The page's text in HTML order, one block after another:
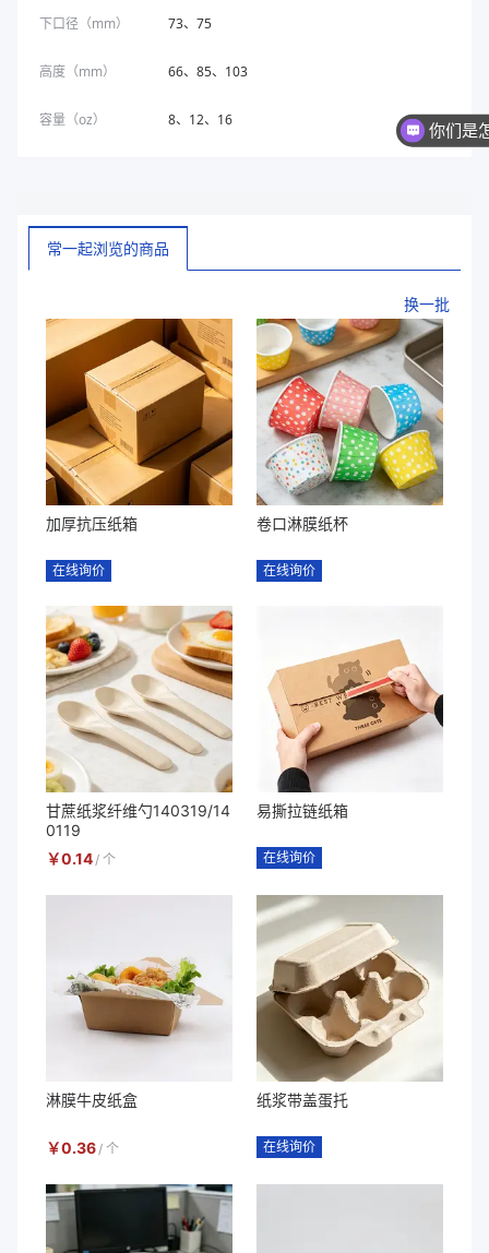
下口径（mm） 73、75
高度（mm） 66、85、103
容量（oz） 8、12、16
常一起浏览的商品
换一批
加厚抗压纸箱
在线询价
卷口淋膜纸杯
在线询价
甘蔗纸浆纤维勺140319/14
0119
￥0.14 / 个
易撕拉链纸箱
在线询价
淋膜牛皮纸盒
￥0.36 / 个
纸浆带盖蛋托
在线询价
你们是